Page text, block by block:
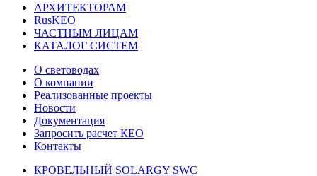
АРХИТЕКТОРАМ
RusKEO
ЧАСТНЫМ ЛИЦАМ
КАТАЛОГ СИСТЕМ
О световодах
О компании
Реализованные проекты
Новости
Документация
Запросить расчет КЕО
Контакты
КРОВЕЛЬНЫЙ SOLARGY SWC